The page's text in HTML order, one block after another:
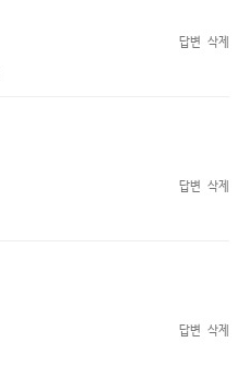
답변 삭제
답변 삭제
답변 삭제